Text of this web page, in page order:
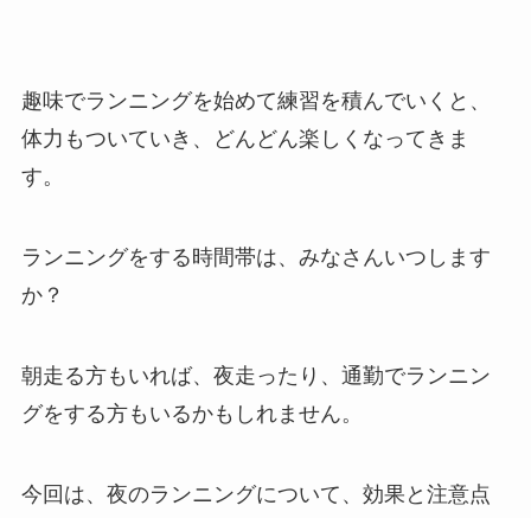
趣味でランニングを始めて練習を積んでいくと、
体力もついていき、どんどん楽しくなってきま
す。
ランニングをする時間帯は、みなさんいつします
か？
朝走る方もいれば、夜走ったり、通勤でランニン
グをする方もいるかもしれません。
今回は、夜のランニングについて、効果と注意点